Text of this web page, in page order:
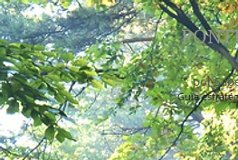
por
Guía